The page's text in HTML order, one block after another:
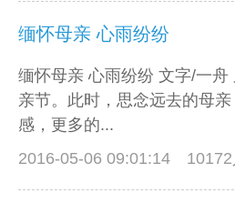
缅怀母亲 心雨纷纷
缅怀母亲 心雨纷纷 文字/一舟
亲节。此时，思念远去的母
感，更多的...
2016-05-06 09:01:14